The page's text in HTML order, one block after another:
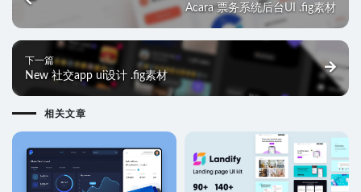
Acara 票务系统后台UI .fig素材
下一篇
New 社交app ui设计 .fig素材
相关文章